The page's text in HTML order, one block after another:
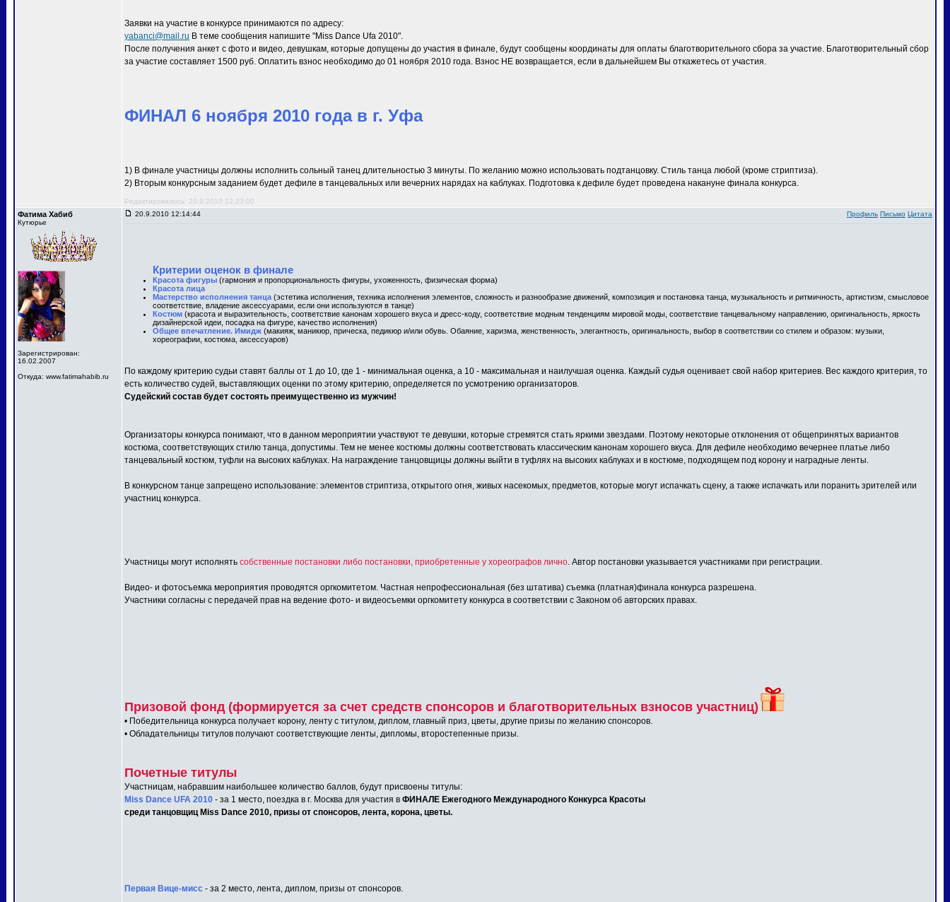
Заявки на участие в конкурсе принимаются по адресу:
yabanci@mail.ru В теме сообщения напишите "Miss Dance Ufa 2010".
После получения анкет с фото и видео, девушкам, которые допущены до участия в финале, будут сообщены координаты для оплаты благотворительного сбора за участие. Благотворительный сбор
за участие составляет 1500 руб. Оплатить взнос необходимо до 01 ноября 2010 года. Взнос НЕ возвращается, если в дальнейшем Вы откажетесь от участия.
ФИНАЛ 6 ноября 2010 года в г. Уфа
1) В финале участницы должны исполнить сольный танец длительностью 3 минуты. По желанию можно использовать подтанцовку. Стиль танца любой (кроме стриптиза).
2) Вторым конкурсным заданием будет дефиле в танцевальных или вечерних нарядах на каблуках. Подготовка к дефиле будет проведена накануне финала конкурса.
Редактировалось: 20.9.2010 12:23:00
Фатима Хабиб
Кутюрье
Зарегистрирован:
16.02.2007
Откуда: www.fatimahabib.ru
20.9.2010 12:14:44 Профиль Письмо Цитата
Критерии оценок в финале
Красота фигуры (гармония и пропорциональность фигуры, ухоженность, физическая форма)
Красота лица
Мастерство исполнения танца (эстетика исполнения, техника исполнения элементов, сложность и разнообразие движений, композиция и постановка танца, музыкальность и ритмичность, артистизм, смысловое
соответствие, владение аксессуарами, если они используются в танце)
Костюм (красота и выразительность, соответствие канонам хорошего вкуса и дресс-коду, соответствие модным тенденциям мировой моды, соответствие танцевальному направлению, оригинальность, яркость
дизайнерской идеи, посадка на фигуре, качество исполнения)
Общее впечатление. Имидж (макияж, маникюр, прическа, педикюр и/или обувь. Обаяние, харизма, женственность, элегантность, оригинальность, выбор в соответствии со стилем и образом: музыки,
хореографии, костюма, аксессуаров)
По каждому критерию судьи ставят баллы от 1 до 10, где 1 - минимальная оценка, а 10 - максимальная и наилучшая оценка. Каждый судья оценивает свой набор критериев. Вес каждого критерия, то
есть количество судей, выставляющих оценки по этому критерию, определяется по усмотрению организаторов.
Судейский состав будет состоять преимущественно из мужчин!
Организаторы конкурса понимают, что в данном мероприятии участвуют те девушки, которые стремятся стать яркими звездами. Поэтому некоторые отклонения от общепринятых вариантов
костюма, соответствующих стилю танца, допустимы. Тем не менее костюмы должны соответствовать классическим канонам хорошего вкуса. Для дефиле необходимо вечернее платье либо
танцевальный костюм, туфли на высоких каблуках. На награждение танцовщицы должны выйти в туфлях на высоких каблуках и в костюме, подходящем под корону и наградные ленты.
В конкурсном танце запрещено использование: элементов стриптиза, открытого огня, живых насекомых, предметов, которые могут испачкать сцену, а также испачкать или поранить зрителей или
участниц конкурса.
Участницы могут исполнять собственные постановки либо постановки, приобретенные у хореографов лично. Автор постановки указывается участниками при регистрации.
Видео- и фотосъемка мероприятия проводятся оргкомитетом. Частная непрофессиональная (без штатива) съемка (платная)финала конкурса разрешена.
Участники согласны с передачей прав на ведение фото- и видеосъемки оргкомитету конкурса в соответствии с Законом об авторских правах.
Призовой фонд (формируется за счет средств спонсоров и благотворительных взносов участниц)
• Победительница конкурса получает корону, ленту с титулом, диплом, главный приз, цветы, другие призы по желанию спонсоров.
• Обладательницы титулов получают соответствующие ленты, дипломы, второстепенные призы.
Почетные титулы
Участницам, набравшим наибольшее количество баллов, будут присвоены титулы:
Miss Dance UFA 2010 - за 1 место, поездка в г. Москва для участия в ФИНАЛЕ Ежегодного Международного Конкурса Красоты
среди танцовщиц Miss Dance 2010, призы от спонсоров, лента, корона, цветы.
Первая Вице-мисс - за 2 место, лента, диплом, призы от спонсоров.